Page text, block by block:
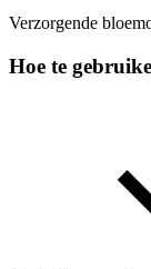
Verzorgende
Hoe te